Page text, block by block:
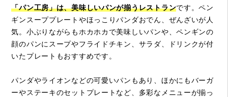
「パン工房」は、美味しいパンが揃うレストランです。ペン
ギンスーププレートやほっこりパンダおでん、ぜんざいが人
気。小ぶりながらもホカホカで美味しいパンや、ペンギンの
顔のパンにスープやフライドチキン、サラダ、ドリンクが付
いたプレートもおすすめです。
パンダやライオンなどの可愛いパンもあり、ほかにもバーガ
ーやステーキのセットプレートなど、多彩なメニューが揃っ